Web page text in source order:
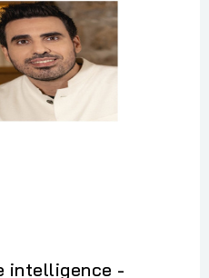
intelligence -